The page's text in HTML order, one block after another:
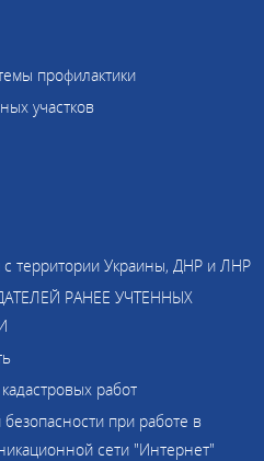
профилактики
участков
территории Украины, ДНР и ЛНР
РАНЕЕ УЧТЕННЫХ
работ
при работе в
сети "Интернет"